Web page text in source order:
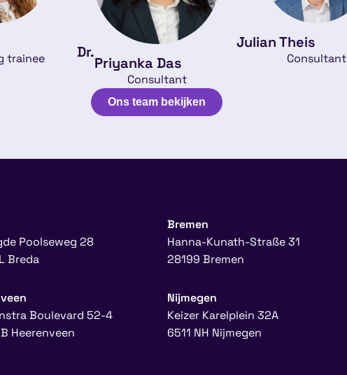
trainee Dr.
Priyanka Das
Consultant
Julian Theis
Consultant
Ons team bekijken
Poolseweg 28
Breda
Bremen
Hanna-Kunath-Straße 31
28199 Bremen
Boulevard 52-4
Heerenveen
Nijmegen
Keizer Karelplein 32A
6511 NH Nijmegen